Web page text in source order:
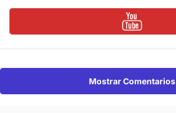
Mostrar Comentarios